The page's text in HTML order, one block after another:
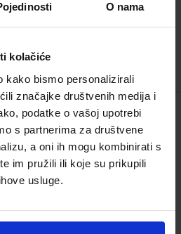
O nama
kolačiće
kako bismo personalizirali
značajke društvenih medija i
podatke o vašoj upotrebi
s partnerima za društvene
a oni ih mogu kombinirati s
im pružili ili koje su prikupili
usluge.
ključnu ulogu u
posebno tijekom sezone
S obzirom na različite
i džemova koji se često
u identifikaciji sadržaja, na